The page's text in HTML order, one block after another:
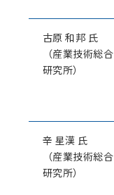
古原 和邦 氏
（産業技術総合
研究所）
辛 星漢 氏
（産業技術総合
研究所）